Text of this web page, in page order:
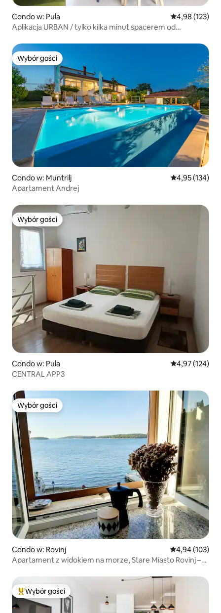
Condo w: Pula Średnia
4,98 (123)
Aplikacja URBAN / tylko kilka minut spacerem od
Wybór gości
Wybór gości
Condo w: Muntrilj Średnia
4,95 (134)
Apartament Andrej
Wybór gości
Wybór gości
Condo w: Pula Średnia
4,97 (124)
CENTRAL APP3
Wybór gości
Wybór gości
Condo w: Rovinj Średnia
4,94 (103)
Apartament z widokiem na morze, Stare Miasto Rovinj –
Najpopularniejsze z kategorii Wybór gości
Wybór gości